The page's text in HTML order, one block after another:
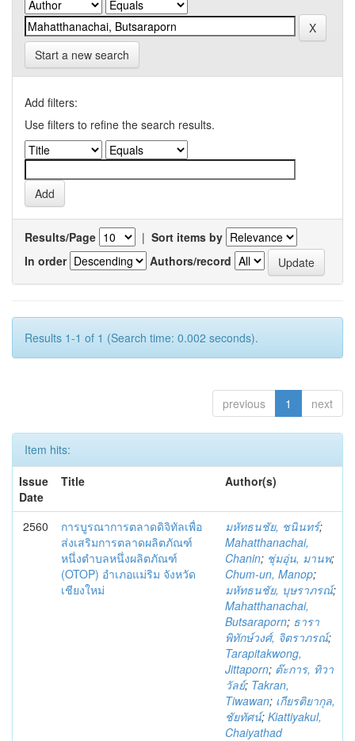
Start a new search
Add filters:
Use filters to refine the search results.
Results/Page | Sort items by
In order
Authors/record
Results 1-1 of 1 (Search time: 0.002 seconds).
previous 1 next
Item hits:
Issue
Date
Title Author(s)
2560
การบูรณาการตลาดดิจิทัลเพื่อ
ส่งเสริมการตลาดผลิตภัณฑ์
หนึ่งตำบลหนึ่งผลิตภัณฑ์
(OTOP) อำเภอแม่ริม จังหวัด
เชียงใหม่
มหัทธนชัย, ชนินทร์;
Mahatthanachai,
Chanin; ชุ่มอุ่น, มานพ;
Chum-un, Manop;
มหัทธนชัย, บุษราภรณ์;
Mahatthanachai,
Butsaraporn; ธารา
พิทักษ์วงศ์, จิตราภรณ์;
Tarapitakwong,
Jittaporn; ต๊ะการ, ทิวา
วัลย์; Takran,
Tiwawan; เกียรติยากุล,
ชัยทัศน์; Kiattiyakul,
Chaiyathad